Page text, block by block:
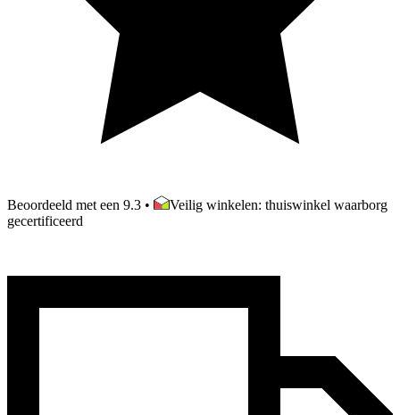
Beoordeeld met een 9.3 •
Veilig winkelen: thuiswinkel waarborg
gecertificeerd